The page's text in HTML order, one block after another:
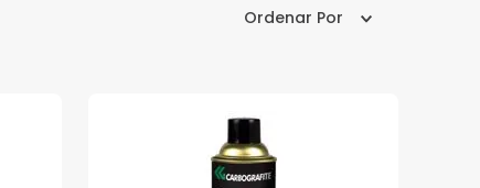
Ordenar Por